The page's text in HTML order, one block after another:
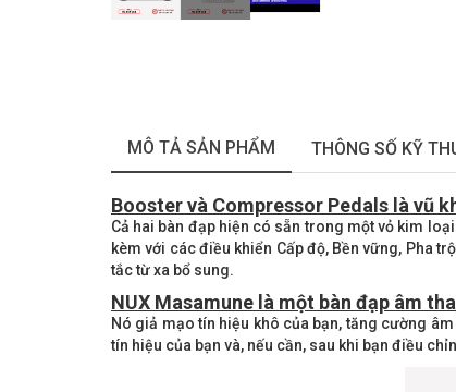
MÔ TẢ SẢN PHẨM THÔNG SỐ KỸ
Booster và Compressor Pedals là vũ
Cả hai bàn đạp hiện có sẵn trong một vỏ kim
kèm với các điều khiển Cấp độ, Bền vững, Pha
tắc từ xa bổ sung.
NUX Masamune là một bàn đạp âm
Nó giả mạo tín hiệu khô của bạn, tăng cường
tín hiệu của bạn và, nếu cần, sau khi bạn điều